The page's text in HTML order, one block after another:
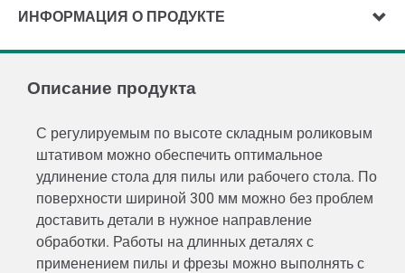
ИНФОРМАЦИЯ О ПРОДУКТЕ
Описание продукта
С регулируемым по высоте складным роликовым
штативом можно обеспечить оптимальное
удлинение стола для пилы или рабочего стола. По
поверхности шириной 300 мм можно без проблем
доставить детали в нужное направление
обработки. Работы на длинных деталях с
применением пилы и фрезы можно выполнять с